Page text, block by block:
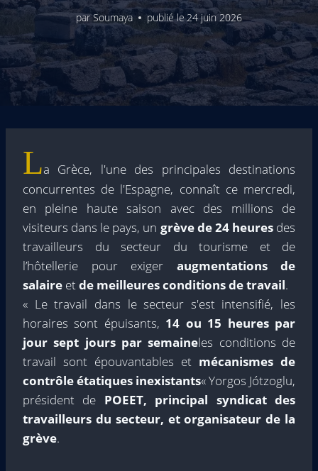
parSoumaya publié le24 juin 2026
La Grèce, l'une des principales destinations
concurrentes de l'Espagne, connaît ce mercredi,
en pleine haute saison avec des millions de
visiteurs dans le pays, un grève de 24 heuresdes
travailleurs du secteur du tourisme et de
l’hôtellerie pour exiger augmentations de
salaire etde meilleures conditions de travail.
« Le travail dans le secteur s'est intensifié, les
horaires sont épuisants, 14 ou 15 heures par
jour sept jours par semaineles conditions de
travail sont épouvantables et mécanismes de
contrôle étatiques inexistants« Yorgos Jótzoglu,
président de POEET, principal syndicat des
travailleurs du secteur, et organisateur de la
grève.